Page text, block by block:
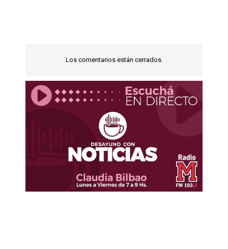
Los comentarios están cerrados.